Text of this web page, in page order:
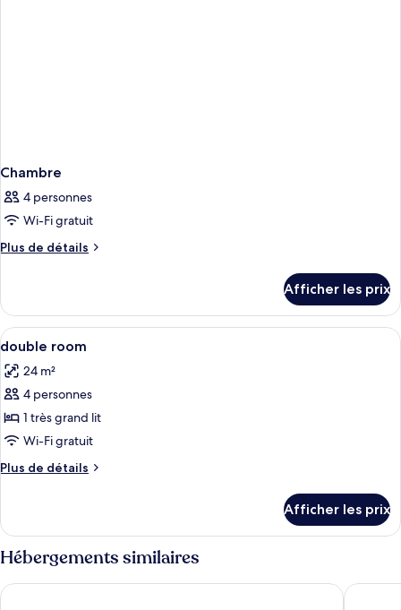
Chambre
4 personnes
Wi-Fi gratuit
Plus de détails
Plus
Chambre
Afficher les prix
Afficher
toutes
les
photos
pour
ce
type
de
double
room
Coffre-fort, bureau, système
3
double room
24 m²
4 personnes
1 très grand lit
Wi-Fi gratuit
Plus de détails
Plus
double
room
Afficher les prix
Hébergements similaires
Hotel Roissy Lourdes Hotel